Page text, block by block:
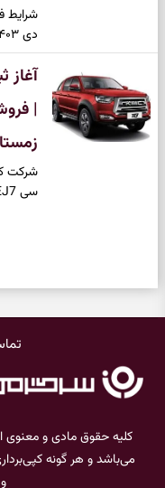
دی ۱۴۰۳
آغاز
|
شرکت
سی EJ7 و EJ7 پلاس ویژه دی ماه ۱۴۰۳ را اعلام کرد.
کلیه حقوق مادی و معنوی
می‌باشد و هر گونه